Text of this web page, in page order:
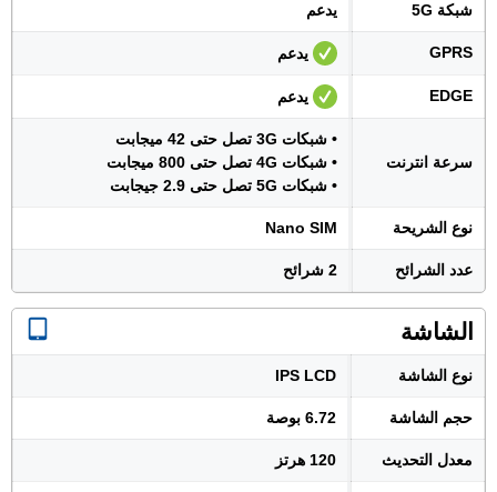
شبكة 5G يدعم
GPRS يدعم
EDGE يدعم
سرعة انترنت
• شبكات 3G تصل حتى 42 ميجابت
• شبكات 4G تصل حتى 800 ميجابت
• شبكات 5G تصل حتى 2.9 جيجابت
نوع الشريحة Nano SIM
عدد الشرائح 2 شرائح
الشاشة
نوع الشاشة IPS LCD
حجم الشاشة 6.72 بوصة
معدل التحديث 120 هرتز